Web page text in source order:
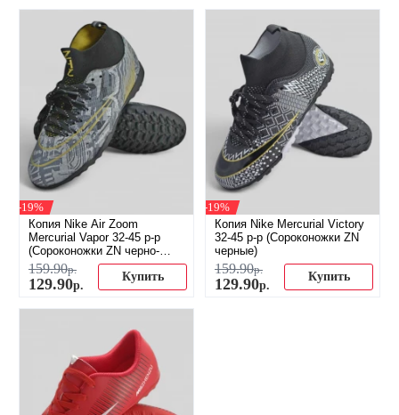
-19%
Копия Nike Air Zoom
Mercurial Vapor 32-45 р-р
(Сороконожки ZN черно-
белые)
159.90р.
129.90р.
Купить
-19%
Копия Nike Mercurial Victory
32-45 р-р (Сороконожки ZN
черные)
159.90р.
129.90р.
Купить